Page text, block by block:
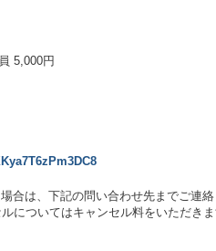
5,000円
合は、下記の問い合わせ先までご連絡
についてはキャンセル料をいただき